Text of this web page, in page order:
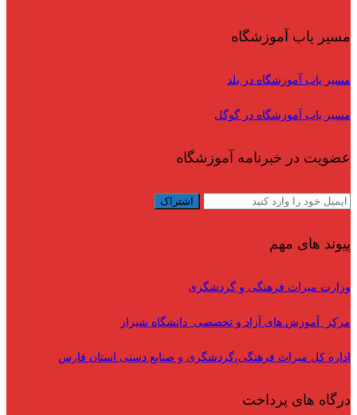
مسیر یاب آموزشگاه
مسیر یاب آموزشگاه در بلد
مسیر یاب آموزشگاه در گوگل
عضویت در خبرنامه آموزشگاه
پیوند های مهم
وزارت میراث فرهنگی و گردشگری
مرکز آموزش های آزاد و تخصصی دانشگاه شیراز
اداره کل میراث فرهنگی،گردشگری و صنایع دستی استان فارس
درگاه های پرداخت